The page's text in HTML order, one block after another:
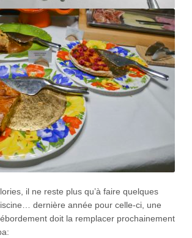
il ne reste plus qu’à faire quelques
dernière année pour celle-ci, une
doit la remplacer prochainement